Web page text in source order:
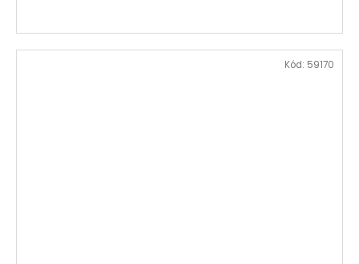
Kód: 59170